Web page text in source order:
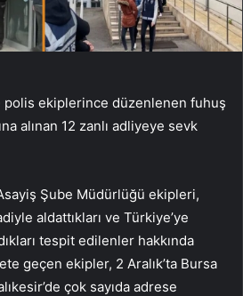
polis ekiplerince düzenlenen fuhuş
alınan 12 zanlı adliyeye sevk
Şube Müdürlüğü ekipleri,
aldattıkları ve Türkiye’ye
tespit edilenler hakkında
geçen ekipler, 2 Aralık’ta Bursa
çok sayıda adrese